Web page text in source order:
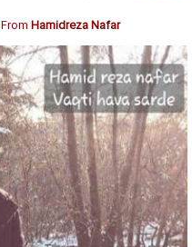
From Hamidreza Nafar